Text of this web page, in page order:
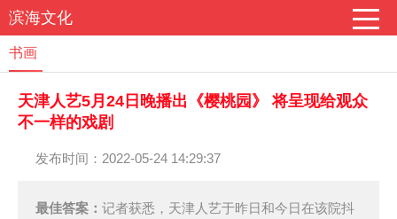
滨海文化
书画
天津人艺5月24日晚播出《樱桃园》 将呈现给观众
不一样的戏剧
发布时间：2022-05-24 14:29:37
最佳答案： 记者获悉，天津人艺于昨日和今日在该院抖